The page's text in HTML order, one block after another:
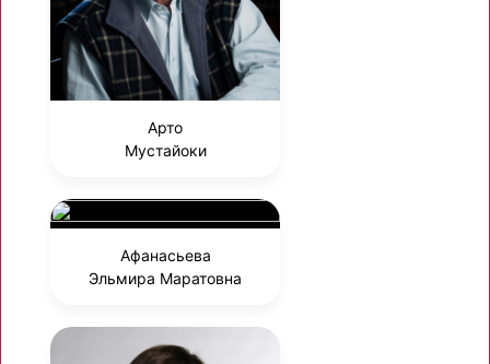
Арто
Мустайоки
Афанасьева
Эльмира Маратовна